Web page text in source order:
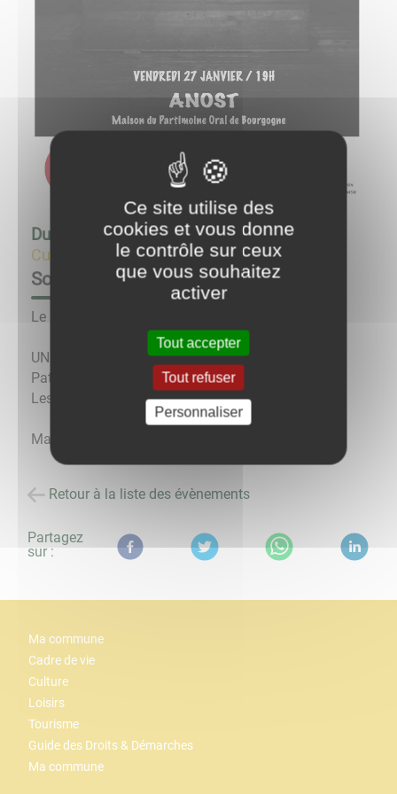
Du 27/01/23 à 19:00 au27/01/23 à 21:00
Culture & Loisirs
Soirée Fantastique MPOB
Le 27 janvier à 19h se déroulera :
UNE SOIREE FANTASTIQUE à la Maison du
Patrimoine Oral de Bourgogne avec la Compagnie
Les Enclumés.
​​​​​​​Marionettes ; Ciné-concert - Peinture en direct
Retour à la liste des évènements
Partagez
sur :
Ma commune
Cadre de vie
Culture
Loisirs
Tourisme
Guide des Droits & Démarches
Ma commune
Ce site utilise des
cookies et vous donne
le contrôle sur ceux
que vous souhaitez
activer
Tout accepter
Tout refuser
Personnaliser